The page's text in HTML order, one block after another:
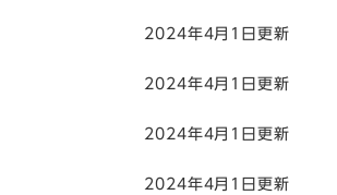
2024年4月1日更新
2024年4月1日更新
2024年4月1日更新
2024年4月1日更新